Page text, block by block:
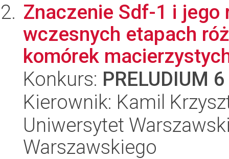
Znaczenie Sdf-1 i jego
wczesnych etapach
komórek
Konkurs: PRELUDIUM 6
Kierownik: Kamil
Uniwersytet
Warszawskiego